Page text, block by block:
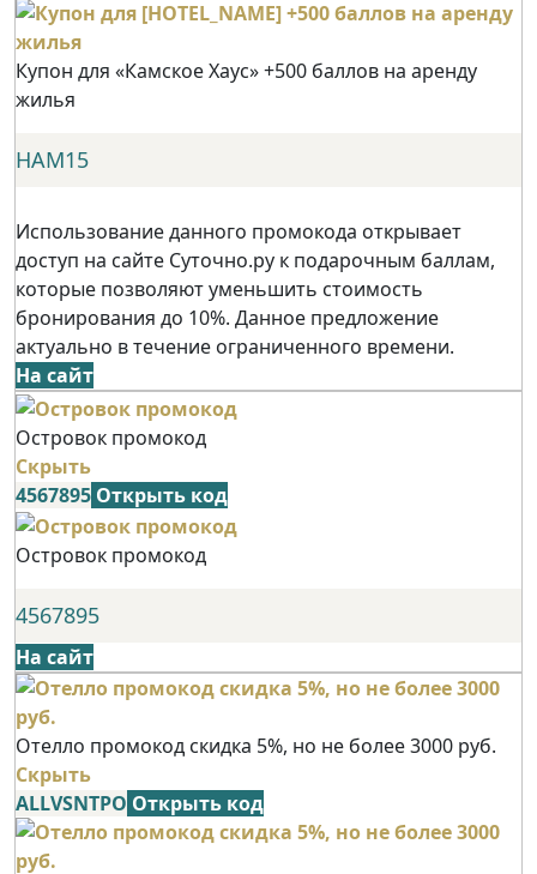
Купон для «Камское Хаус» +500 баллов на аренду
жилья
НАМ15
Использование данного промокода открывает
доступ на сайте Суточно.ру к подарочным баллам,
которые позволяют уменьшить стоимость
бронирования до 10%. Данное предложение
актуально в течение ограниченного времени.
На сайт
Островок промокод
Скрыть
4567895 Открыть код
Островок промокод
4567895
На сайт
Отелло промокод скидка 5%, но не более 3000 руб.
Скрыть
ALLVSNTPO Открыть код